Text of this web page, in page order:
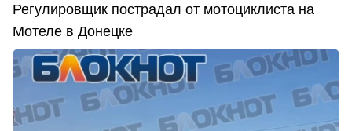
Регулировщик пострадал от мотоциклиста на
Мотеле в Донецке